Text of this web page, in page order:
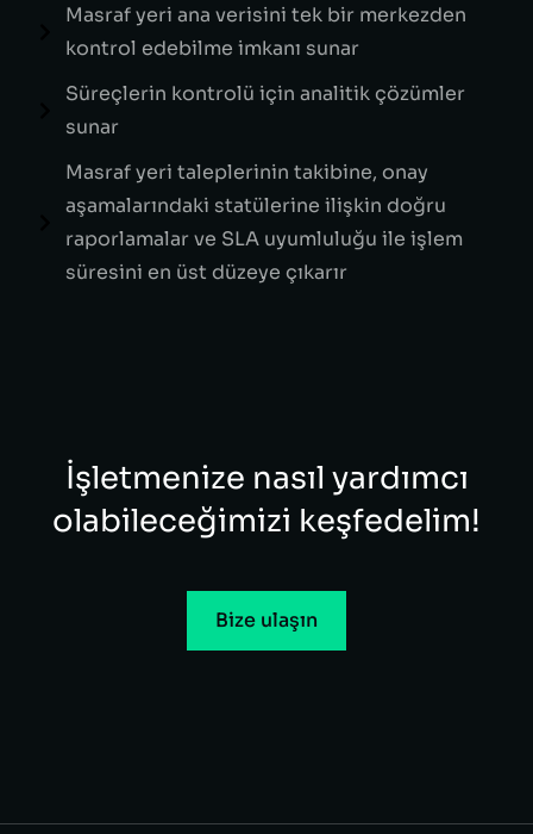
Masraf yeri ana verisini tek bir merkezden
kontrol edebilme imkanı sunar
Süreçlerin kontrolü için analitik çözümler
sunar
Masraf yeri taleplerinin takibine, onay
aşamalarındaki statülerine ilişkin doğru
raporlamalar ve SLA uyumluluğu ile işlem
süresini en üst düzeye çıkarır
İşletmenize nasıl yardımcı
olabileceğimizi keşfedelim!​
Bize ulaşın